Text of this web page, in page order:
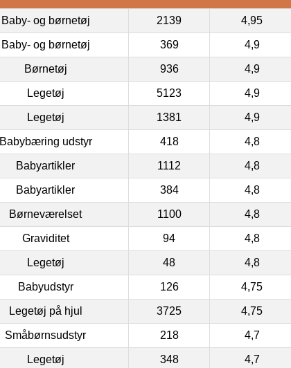
Baby- og børnetøj 2139 4,95
Baby- og børnetøj 369 4,9
Børnetøj 936 4,9
Legetøj 5123 4,9
Legetøj 1381 4,9
Babybæring udstyr 418 4,8
Babyartikler 1112 4,8
Babyartikler 384 4,8
Børneværelset 1100 4,8
Graviditet 94 4,8
Legetøj 48 4,8
Babyudstyr 126 4,75
Legetøj på hjul 3725 4,75
Småbørnsudstyr 218 4,7
Legetøj 348 4,7